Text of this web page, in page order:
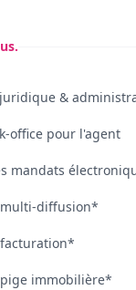
&
office pour l'agent
mandats
diffusion*
immobilière*